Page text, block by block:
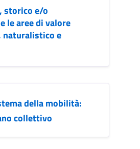
storico e/o
le aree di valore
naturalistico e
della mobilità:
collettivo